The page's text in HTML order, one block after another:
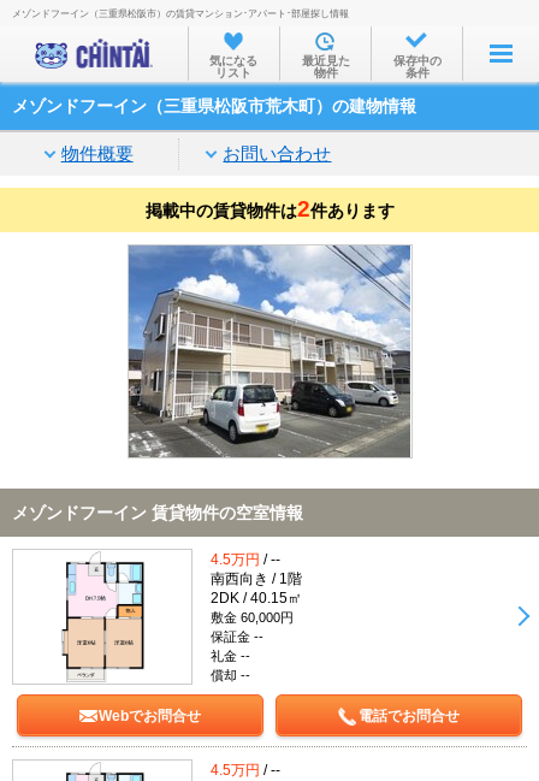
お部屋を探す
沿線・駅から
住所から
家賃相場から
通勤通学時間から
物件特集から
不動産会社から
TOP
メゾンドフーイン（三重県松阪市）の賃貸マンション･アパート･部屋探し情報
気になる
リスト
最近見た
物件
保存中の
条件
メゾンドフーイン（三重県松阪市荒木町）の建物情報
物件概要 お問い合わせ
掲載中の賃貸物件は2件あります
メゾンドフーイン 賃貸物件の空室情報
4.5万円 / --
南西向き / 1階
2DK / 40.15㎡
敷金 60,000円
保証金 --
礼金 --
償却 --
Webでお問合せ 電話でお問合せ
4.5万円 / --